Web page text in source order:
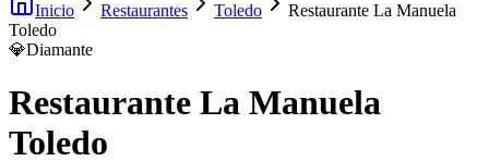
Inicio Restaurantes Toledo
Restaurante La Manuela
Toledo
💎Diamante
Restaurante La Manuela
Toledo